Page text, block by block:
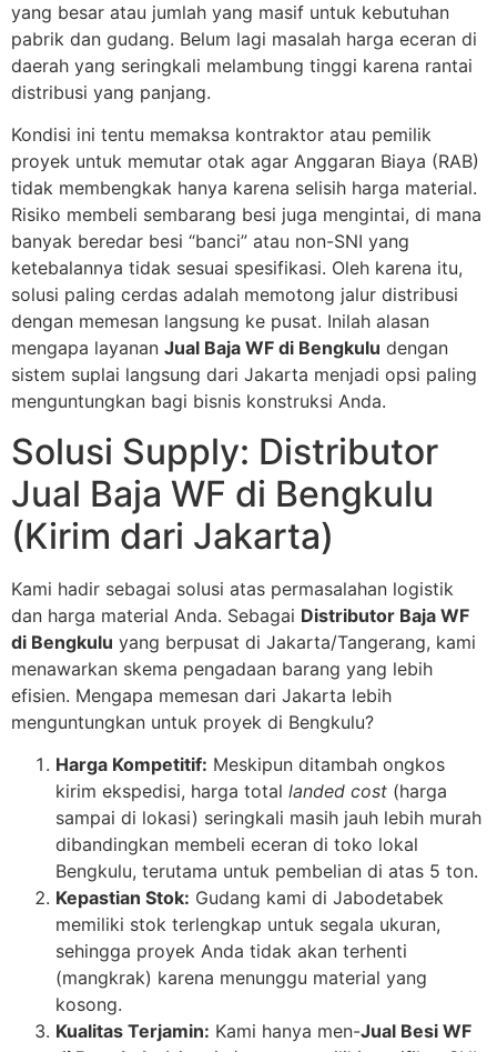
yang besar atau jumlah yang masif untuk kebutuhan
pabrik dan gudang. Belum lagi masalah harga eceran di
daerah yang seringkali melambung tinggi karena rantai
distribusi yang panjang.
Kondisi ini tentu memaksa kontraktor atau pemilik
proyek untuk memutar otak agar Anggaran Biaya (RAB)
tidak membengkak hanya karena selisih harga material.
Risiko membeli sembarang besi juga mengintai, di mana
banyak beredar besi “banci” atau non-SNI yang
ketebalannya tidak sesuai spesifikasi. Oleh karena itu,
solusi paling cerdas adalah memotong jalur distribusi
dengan memesan langsung ke pusat. Inilah alasan
mengapa layanan Jual Baja WF di Bengkulu dengan
sistem suplai langsung dari Jakarta menjadi opsi paling
menguntungkan bagi bisnis konstruksi Anda.
Solusi Supply: Distributor
Jual Baja WF di Bengkulu
(Kirim dari Jakarta)
Kami hadir sebagai solusi atas permasalahan logistik
dan harga material Anda. Sebagai Distributor Baja WF
di Bengkulu yang berpusat di Jakarta/Tangerang, kami
menawarkan skema pengadaan barang yang lebih
efisien. Mengapa memesan dari Jakarta lebih
menguntungkan untuk proyek di Bengkulu?
Harga Kompetitif: Meskipun ditambah ongkos
kirim ekspedisi, harga total landed cost (harga
sampai di lokasi) seringkali masih jauh lebih murah
dibandingkan membeli eceran di toko lokal
Bengkulu, terutama untuk pembelian di atas 5 ton.
Kepastian Stok: Gudang kami di Jabodetabek
memiliki stok terlengkap untuk segala ukuran,
sehingga proyek Anda tidak akan terhenti
(mangkrak) karena menunggu material yang
kosong.
Kualitas Terjamin: Kami hanya men-Jual Besi WF